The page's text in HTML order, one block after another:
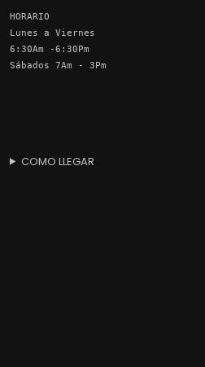
HORARIO
Lunes a Viernes
6:30Am -6:30Pm
Sábados 7Am - 3Pm
COMO LLEGAR